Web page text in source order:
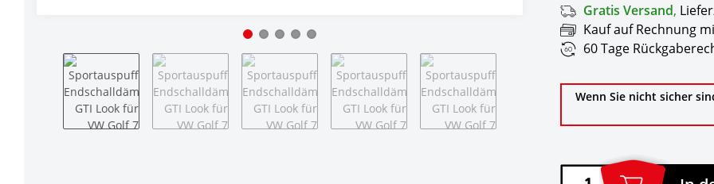
Gratis Versand,
Kauf auf Rechnung
60 Tage
Wenn Sie nicht sicher